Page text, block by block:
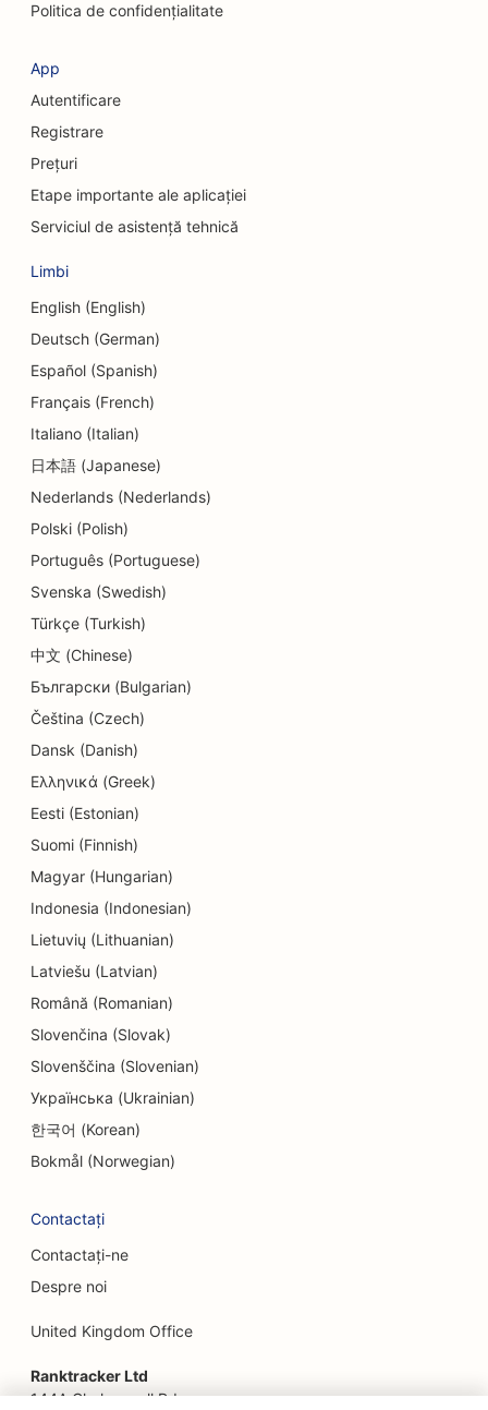
SEO pentru chirurgi craniofaciali
SEO pentru uniunile de credit
SEO pentru magazinele de prăjituri
SEO pentru centrele de îngrijire de zi
SEO pentru serviciile de consiliere privind datoriile
SEO pentru clinicile stomatologice
SEO pentru delicatese
SEO pentru restaurante
SEO pentru servicii de dermabraziune
SEO pentru magazinele de detalii
SEO pentru educație și servicii de îngrijire a
SEO pentru curățătorie chimică
SEO pentru magazinele de electronice
SEO pentru endodonțiști
SEO pentru divertisment și recreere
SEO pentru firmele de inginerie
EO pentru restaurante etnice
SEO pentru Escape Rooms
SEO pentru servicii de lifting facial
SEO pentru restaurantele Farm-to-Table
SEO pentru servicii financiare
SEO pentru restaurantele Fine Dining
SEO pentru restaurantele Fast Food
SEO pentru florari
Politica de confidențialitate
App
Autentificare
Registrare
Prețuri
Etape importante ale aplicației
Serviciul de asistență tehnică
Limbi
English (English)
Deutsch (German)
Español (Spanish)
Français (French)
Italiano (Italian)
日本語 (Japanese)
Nederlands (Nederlands)
Polski (Polish)
Português (Portuguese)
Svenska (Swedish)
Türkçe (Turkish)
中文 (Chinese)
Български (Bulgarian)
Čeština (Czech)
Dansk (Danish)
Ελληνικά (Greek)
Eesti (Estonian)
Suomi (Finnish)
Magyar (Hungarian)
Indonesia (Indonesian)
Lietuvių (Lithuanian)
Latviešu (Latvian)
Română (Romanian)
Slovenčina (Slovak)
Slovenščina (Slovenian)
Українська (Ukrainian)
한국어 (Korean)
Bokmål (Norwegian)
Contactați
Contactați-ne
Despre noi
United Kingdom Office
Ranktracker Ltd
144A Clerkenwell Rd